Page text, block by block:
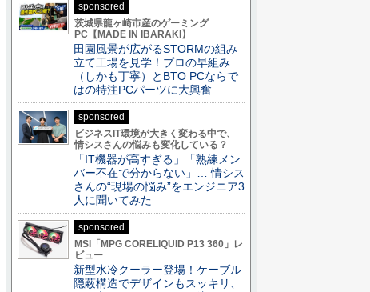
sponsored
茨城県龍ヶ崎市産のゲーミング
PC【MADE IN IBARAKI】
田園風景が広がるSTORMの組み
立て工場を見学！プロの早組み
（しかも丁寧）とBTO PCならで
はの特注PCパーツに大興奮
sponsored
ビジネスIT環境が大きく変わる中で、
情シスさんの悩みも変化している？
「IT機器が高すぎる」「熟練メン
バー不在で分からない」… 情シス
さんの“現場の悩み”をエンジニア3
人に聞いてみた
sponsored
MSI「MPG CORELIQUID P13 360」レ
ビュー
新型水冷クーラー登場！ケーブル
隠蔽構造でデザインもスッキリ、